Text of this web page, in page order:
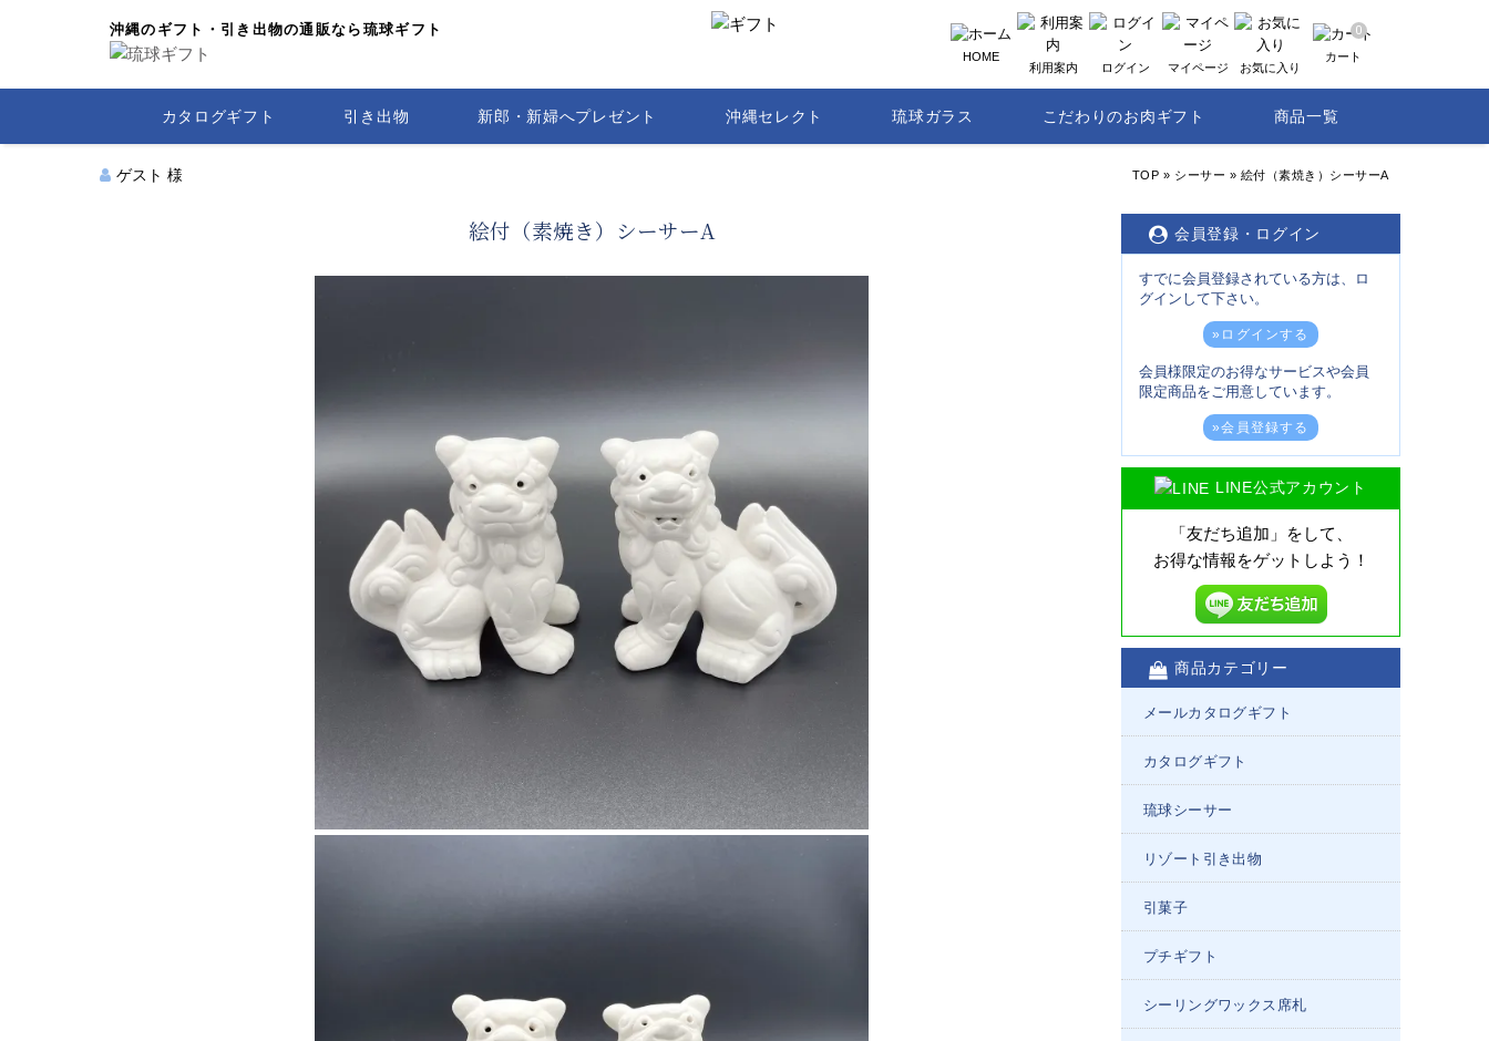
沖縄のギフト・引き出物の通販なら琉球ギフト
HOME
利用案内
ログイン マイページ お気に入り
カート
0
カタログギフト 引き出物 新郎・新婦へプレゼント 沖縄セレクト 琉球ガラス こだわりのお肉ギフト 商品一覧
ゲスト 様 TOP » シーサー » 絵付（素焼き）シーサーA
絵付（素焼き）シーサーA 会員登録・ログイン
すでに会員登録されている方は、ロ
グインして下さい。
»ログインする
会員様限定のお得なサービスや会員
限定商品をご用意しています。
»会員登録する
LINE公式アカウント
「友だち追加」をして、
お得な情報をゲットしよう！
商品カテゴリー
メールカタログギフト
カタログギフト
琉球シーサー
リゾート引き出物
引菓子
プチギフト
シーリングワックス席札